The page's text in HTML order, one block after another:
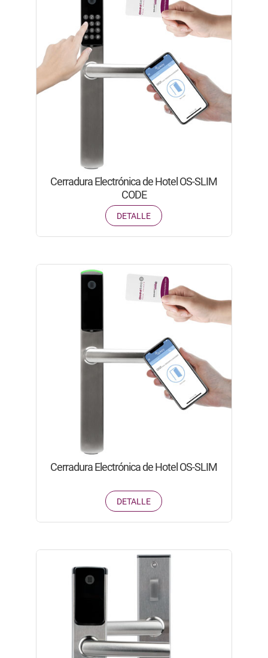
Cerradura Electrónica de Hotel OS-SLIM
CODE
DETALLE
Cerradura Electrónica de Hotel OS-SLIM
DETALLE